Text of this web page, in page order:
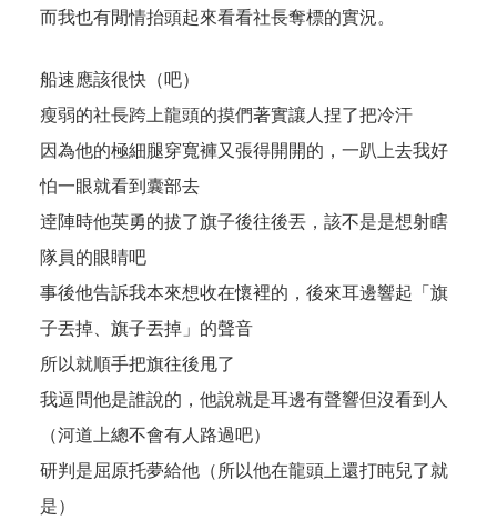
而我也有閒情抬頭起來看看社長奪標的實況。
船速應該很快（吧）
瘦弱的社長跨上龍頭的摸們著實讓人捏了把冷汗
因為他的極細腿穿寬褲又張得開開的，一趴上去我好
怕一眼就看到囊部去
逹陣時他英勇的拔了旗子後往後丟，該不是是想射瞎
隊員的眼睛吧
事後他告訴我本來想收在懷裡的，後來耳邊響起「旗
子丟掉、旗子丟掉」的聲音
所以就順手把旗往後甩了
我逼問他是誰說的，他說就是耳邊有聲響但沒看到人
（河道上總不會有人路過吧）
研判是屈原托夢給他（所以他在龍頭上還打盹兒了就
是）